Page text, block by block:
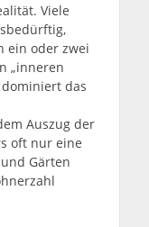
Viele
ein oder zwei
„inneren
das
Auszug der
oft nur eine
Gärten